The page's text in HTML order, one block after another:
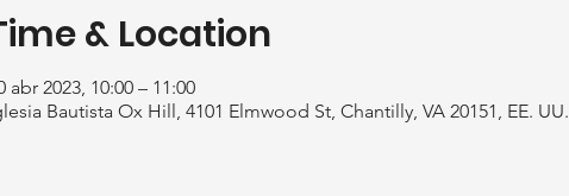
& Location
abr 2023, 10:00 – 11:00
Bautista Ox Hill, 4101 Elmwood St, Chantilly, VA 20151, EE. UU.